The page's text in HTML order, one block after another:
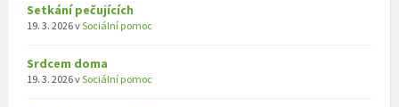
Setkání pečujících
19. 3. 2026vSociální pomoc
Srdcem doma
19. 3. 2026vSociální pomoc